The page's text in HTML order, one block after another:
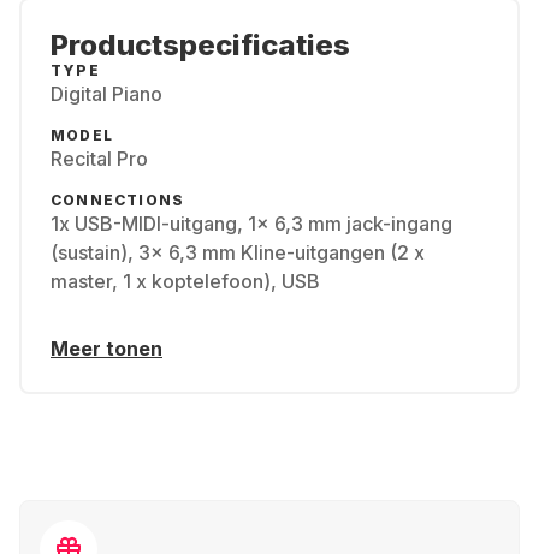
Productspecificaties
TYPE
Digital Piano
MODEL
Recital Pro
CONNECTIONS
1x USB-MIDI-uitgang, 1x 6,3 mm jack-ingang
(sustain), 3x 6,3 mm Kline-uitgangen (2 x
master, 1 x koptelefoon), USB
Meer tonen